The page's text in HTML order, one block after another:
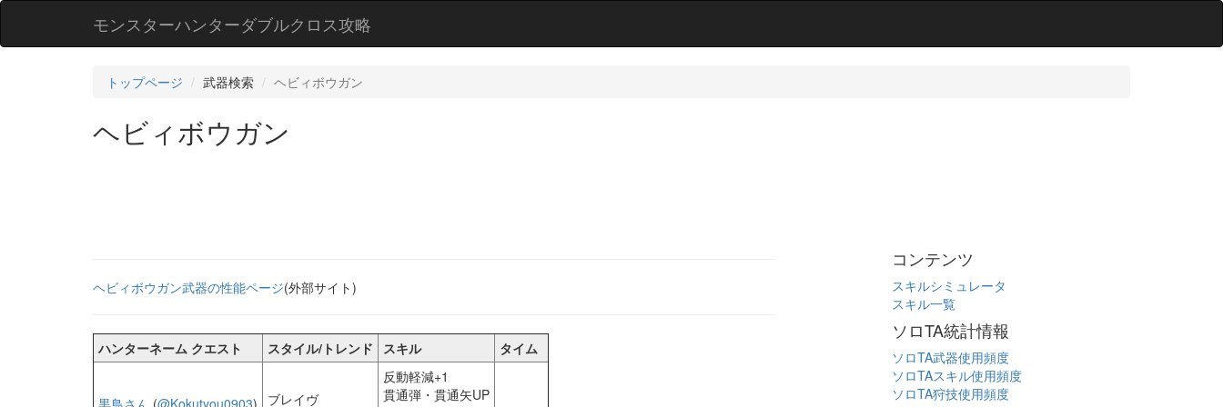
モンスターハンターダブルクロス攻略
トップページ 武器検索 ヘビィボウガン
ヘビィボウガン
ヘビィボウガン武器の性能ページ(外部サイト)
ハンターネーム クエスト スタイル/トレンド スキル タイム
黒鳥さん (@Kokutyou0903)
ブレイヴ
反動軽減+1
貫通弾・貫通矢UP
コンテンツ
スキルシミュレータ
スキル一覧
ソロTA統計情報
ソロTA武器使用頻度
ソロTAスキル使用頻度
ソロTA狩技使用頻度